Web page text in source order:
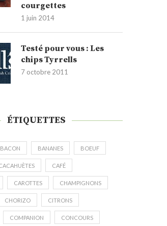
courgettes
1 juin 2014
Testé pour vous : Les
chips Tyrrells
7 octobre 2011
ÉTIQUETTES
BACON BANANES BOEUF
CAFÉ
CAROTTES CHAMPIGNONS
CHORIZO CITRONS
COMPANION CONCOURS